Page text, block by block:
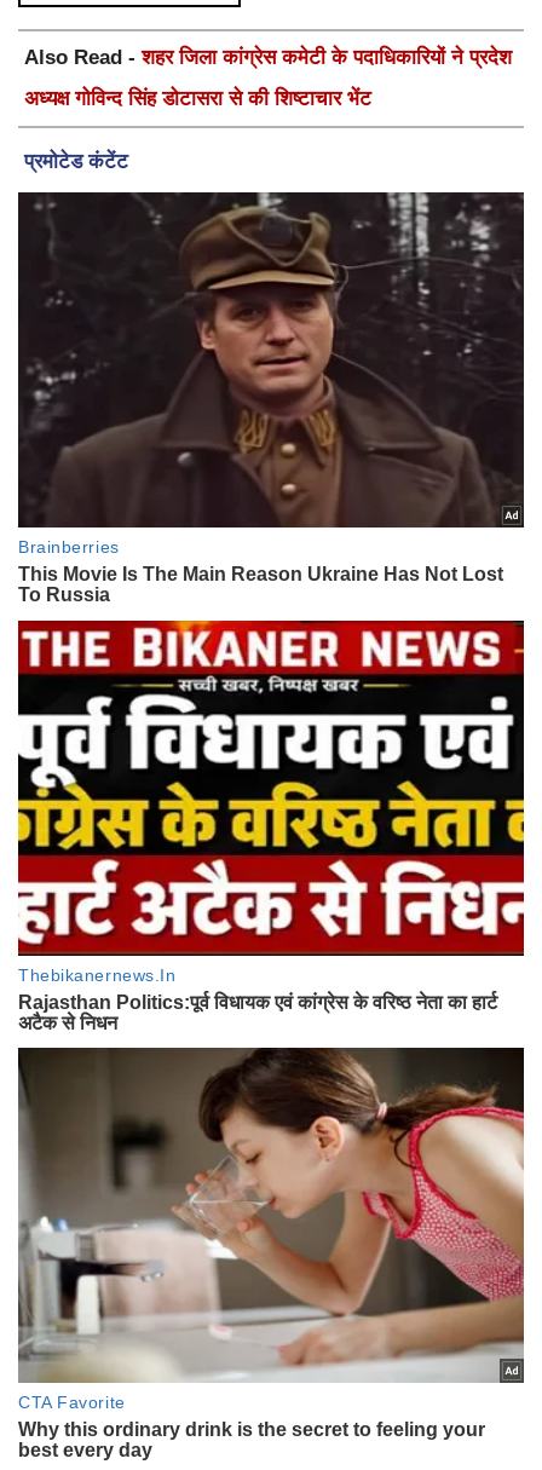
Also Read -शहर जिला कांग्रेस कमेटी के पदाधिकारियों ने प्रदेश
अध्यक्ष गोविन्द सिंह डोटासरा से की शिष्टाचार भेंट